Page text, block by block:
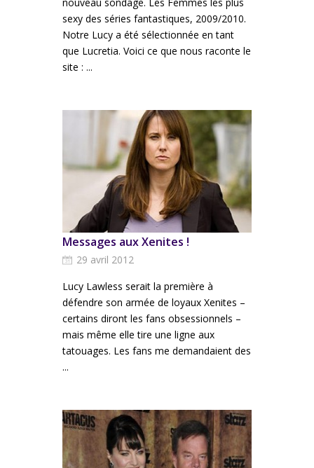
sexy des séries fantastiques, 2009/2010.
Notre Lucy a été sélectionnée en tant
que Lucretia. Voici ce que nous raconte le
site : ...
Messages aux Xenites !
29 avril 2012
Lucy Lawless serait la première à
défendre son armée de loyaux Xenites –
certains diront les fans obsessionnels –
mais même elle tire une ligne aux
tatouages. Les fans me demandaient des
...